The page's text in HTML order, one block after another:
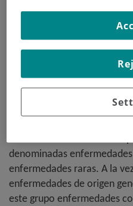
Dirección:Montse Olive
Las enfermedades
grupo de enfermedades
neuronas motoras de la
denominadas
enfermedades raras. A la
enfermedades de origen
este grupo enfermedades